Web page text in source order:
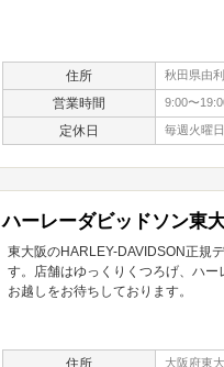
住所 秋田県由
営業時間 9:00〜
定休日 毎週火曜
ハーレーダビッドソン東
東大阪のHARLEY-DAVIDSON正規
す。店舗はゆっくりくつろげ、ハ
お越しをお待ちしております。
住所 大阪府東